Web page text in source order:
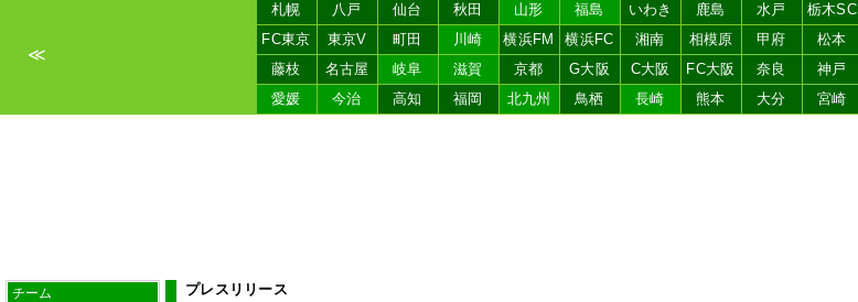
≪
札幌 八戸 仙台 秋田 山形 福島 いわき 鹿島 水戸 栃木SC
FC東京
東京V 町田 川崎 横浜FM 横浜FC 湘南 相模原 甲府 松本
藤枝
名古屋 岐阜 滋賀 京都 G大阪 C大阪 FC大阪 奈良 神戸
愛媛
今治 高知 福岡 北九州 鳥栖 長崎 熊本 大分 宮崎
チーム プレスリリース